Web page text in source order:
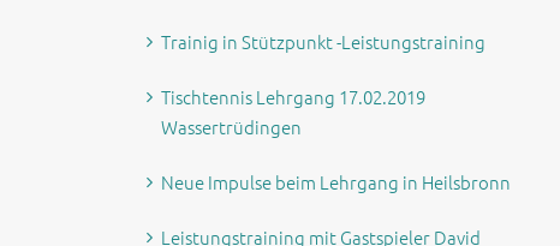
Trainig in Stützpunkt -Leistungstraining
Tischtennis Lehrgang 17.02.2019
Wassertrüdingen
Neue Impulse beim Lehrgang in Heilsbronn
Leistungstraining mit Gastspieler David